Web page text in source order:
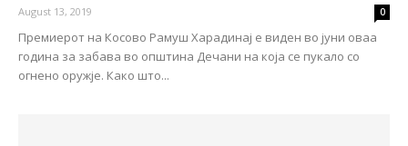
August 13, 2019 0
Премиерот на Косово Рамуш Харадинај е виден во јуни оваа
година за забава во општина Дечани на која се пукало со
огнено оружје. Како што...